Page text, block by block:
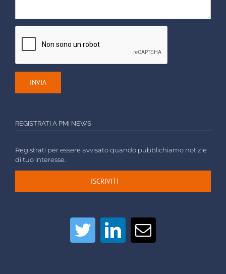
REGISTRATI A PMI NEWS
Registrati per essere avvisato quando pubblichiamo notizie
di tuo interesse.
ISCRIVITI